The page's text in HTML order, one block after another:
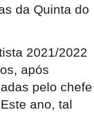
da Quinta do
2021/2022
após
pelo chefe
ano, tal